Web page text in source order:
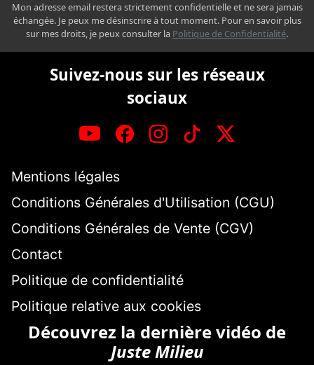
Mon adresse email restera strictement confidentielle et ne sera jamais
échangée. Je peux me désinscrire à tout moment. Pour en savoir plus
sur mes droits, je peux consulter la Politique de Confidentialité.
Suivez-nous sur les réseaux
sociaux
Mentions légales
Conditions Générales d'Utilisation (CGU)
Conditions Générales de Vente (CGV)
Contact
Politique de confidentialité
Politique relative aux cookies
Découvrez la dernière vidéo de
Juste Milieu